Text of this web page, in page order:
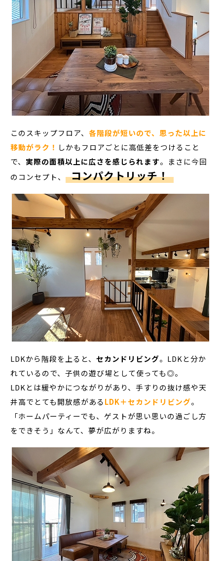
このスキップフロア、各階段が短いので、思った以上に
移動がラク！ しかもフロアごとに高低差をつけること
で、 実際の面積以上に広さを感じられます。まさに今回
のコンセプト、 コンパクトリッチ！
LDKから階段を上ると、セカンドリビング。LDKと分か
れているので、子供の遊び場として使っても◎。
LDKとは緩やかにつながりがあり、手すりの抜け感や天
井高でとても開放感があるLDK＋セカンドリビング。
「ホームパーティーでも、ゲストが思い思いの過ごし方
をできそう」なんて、夢が広がりますね。